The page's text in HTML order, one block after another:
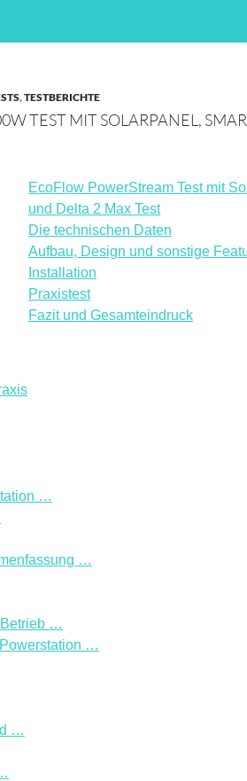
,TESTBERICHTE
TEST MIT SOLARPANEL,
EcoFlow PowerStream Test mit
und Delta 2 Max Test
Die technischen Daten
Aufbau, Design und sonstige
Installation
Praxistest
Fazit und Gesamteindruck
…
…
Betrieb …
…
…